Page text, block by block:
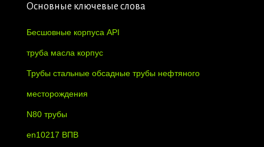
Основные ключевые слова
Бесшовные корпуса API
труба масла корпус
Трубы стальные обсадные трубы нефтяного
месторождения
N80 трубы
en10217 ВПВ